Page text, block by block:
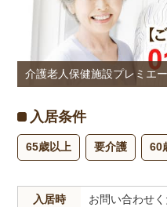
介護老人保健施設プレミエ
入居条件
65歳以上 要介護 60
入居時 お問い合わせ